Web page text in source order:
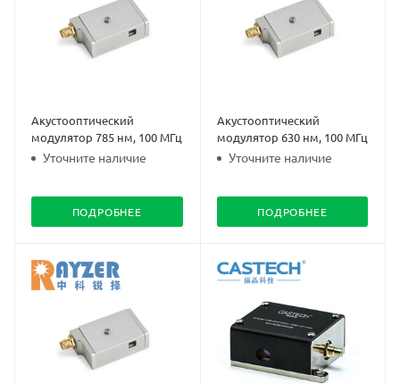
Акустооптический
модулятор 785 нм, 100 МГц
Уточните наличие
ПОДРОБНЕЕ
Акустооптический
модулятор 630 нм, 100 МГц
Уточните наличие
ПОДРОБНЕЕ